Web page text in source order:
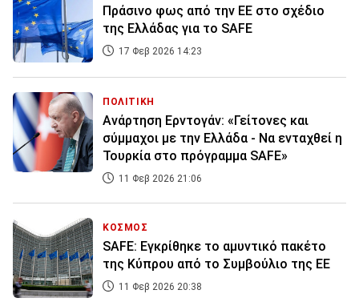
Πράσινο φως από την ΕΕ στο σχέδιο
της Ελλάδας για το SAFE
17 Φεβ 2026 14:23
ΠΟΛΙΤΙΚΗ
Ανάρτηση Ερντογάν: «Γείτονες και
σύμμαχοι με την Ελλάδα - Να ενταχθεί η
Τουρκία στο πρόγραμμα SAFE»
11 Φεβ 2026 21:06
ΚΟΣΜΟΣ
SAFE: Εγκρίθηκε το αμυντικό πακέτο
της Κύπρου από το Συμβούλιο της ΕΕ
11 Φεβ 2026 20:38